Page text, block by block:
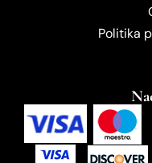
Politika